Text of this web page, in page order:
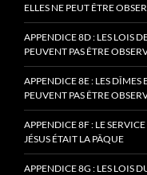
ELLES NE PEUT ÊTRE
APPENDICE 8D : LES LOIS
PEUVENT PAS ÊTRE
APPENDICE 8E : LES DÎMES
PEUVENT PAS ÊTRE
APPENDICE 8F : LE
JÉSUS ÉTAIT LA PÂQUE
APPENDICE 8G : LES LOIS